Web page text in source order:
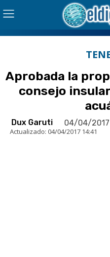
Aprobada la
consejo
Dux Garuti 04/04/2017
Actualizado: 04/04/2017 14:41